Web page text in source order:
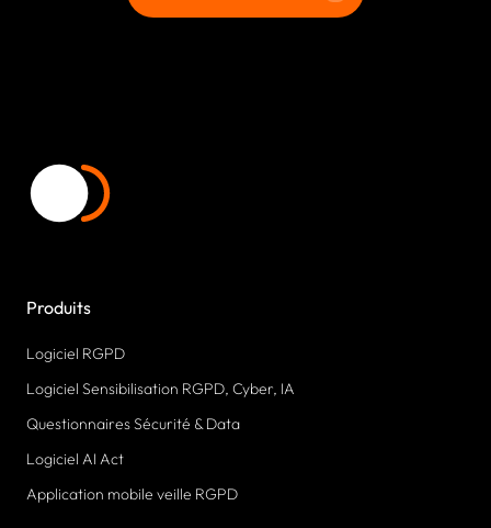
Produits
Logiciel RGPD
Logiciel Sensibilisation RGPD, Cyber, IA
Questionnaires Sécurité & Data
Logiciel AI Act
Application mobile veille RGPD